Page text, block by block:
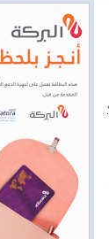
في مجالي التعليم